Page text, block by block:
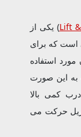
Lift) یکی از
است که برای
استفاده
به این صورت
کمی بالا
حرکت می‌